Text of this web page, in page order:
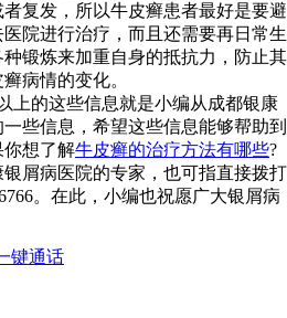
复发，所以牛皮癣患者最好是要避
院进行治疗，而且还需要再日常生
锻炼来加重自身的抵抗力，防止其
病情的变化。
以上的这些信息就是小编从成都银康
些信息，希望这些信息能够帮助到
你想了解牛皮癣的治疗方法有哪些?
屑病医院的专家，也可指直接拨打
。在此，小编也祝愿广大银屑病
键通话